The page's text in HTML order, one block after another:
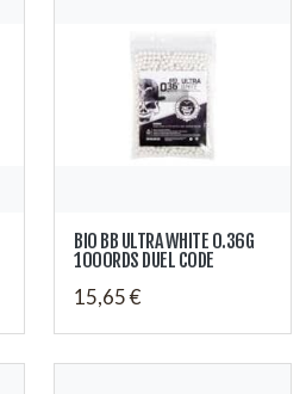
BIO BB ULTRA WHITE 0.36G
1000RDS DUEL CODE
15,65 €